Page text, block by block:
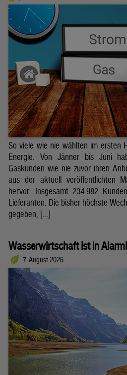
So viele wie nie wählten im ersten
Energie. Von Jänner bis Juni
Gaskunden wie nie zuvor ihren
aus der aktuell veröffentlichten
hervor. Insgesamt 234.982
Lieferanten. Die bisher höchste
gegeben, […]
Wasserwirtschaft ist in
7. August 2026